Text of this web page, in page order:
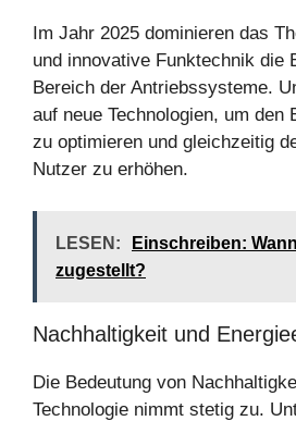
Im Jahr 2025 dominieren das
und innovative Funktechnik die
Bereich der Antriebssysteme.
auf neue Technologien, um den
zu optimieren und gleichzeitig
Nutzer zu erhöhen.
LESEN:
Einschreiben:
zugestellt?
Nachhaltigkeit und
Die Bedeutung von
Technologie nimmt stetig zu.